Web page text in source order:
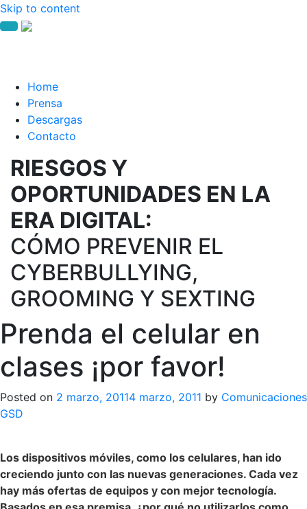
Skip to content
Home
Prensa
Descargas
Contacto
RIESGOS Y
OPORTUNIDADES EN LA
ERA DIGITAL:
CÓMO PREVENIR EL
CYBERBULLYING,
GROOMING Y SEXTING
Prenda el celular en
clases ¡por favor!
Posted on 2 marzo, 20114 marzo, 2011 by Comunicaciones
GSD
Los dispositivos móviles, como los celulares, han ido
creciendo junto con las nuevas generaciones. Cada vez
hay más ofertas de equipos y con mejor tecnología.